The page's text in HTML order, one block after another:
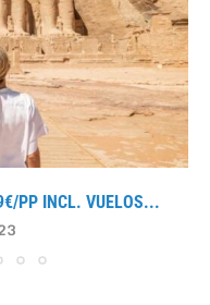
PP INCL. VUELOS...